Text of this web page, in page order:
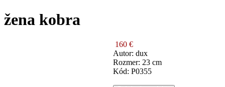
žena kobra
160 €
Autor: dux
Rozmer: 23 cm
Kód: P0355